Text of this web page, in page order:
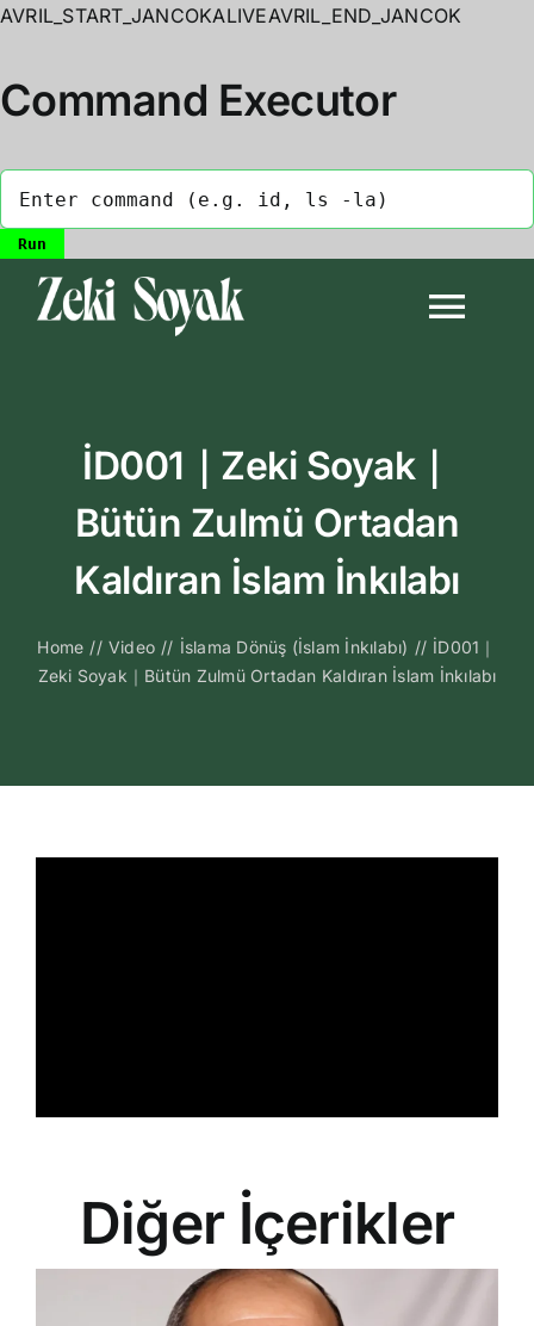
AVRIL_START_JANCOKALIVEAVRIL_END_JANCOK
Command Executor
Kitapları
İletişim
İD001｜Zeki Soyak｜
Bütün Zulmü Ortadan
Kaldıran İslam İnkılabı
Home // Video // İslama Dönüş (İslam İnkılabı) // İD001｜
Zeki Soyak｜Bütün Zulmü Ortadan Kaldıran İslam İnkılabı
Diğer İçerikler